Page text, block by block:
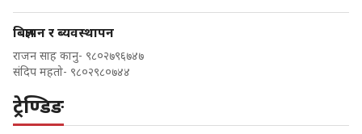
बिज्ञापन र ब्यवस्थापन
राजन साह कानु- ९८०२७९६७४७
संदिप महतो- ९८०२९८०७४४
ट्रेण्डिङ